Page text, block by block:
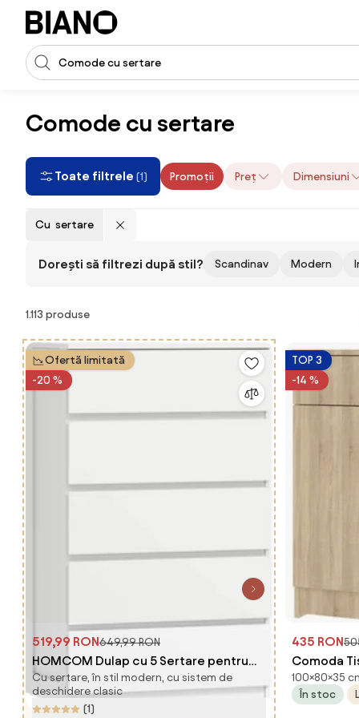
Sari peste navigare, accesează conținutul
Introducerea căutării
Comode cu sertare
Toate filtrele (1) Promoții Preț Dimensiuni
Cu sertare
Dorești să filtrezi după stil? Scandinav Modern
Produse
1.113 produse
Ofertă limitată
-20 %
519,99 RON649,99 RON
HOMCOM Dulap cu 5 Sertare pentru
Dormitor, Dulap Depozitare cu Glisiere
Metalice și Canelură, Cufăr Alb, Ideal
Cu sertare, în stil modern, cu sistem de
deschidere clasic
(1)
TOP 3
-14 %
435 RON
Comoda
Sonoma,
100×80×35
În stoc